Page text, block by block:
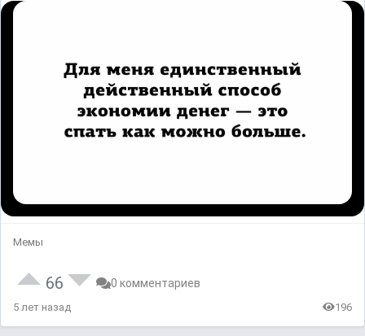
Мемы
66 0 комментариев
5 лет назад 196